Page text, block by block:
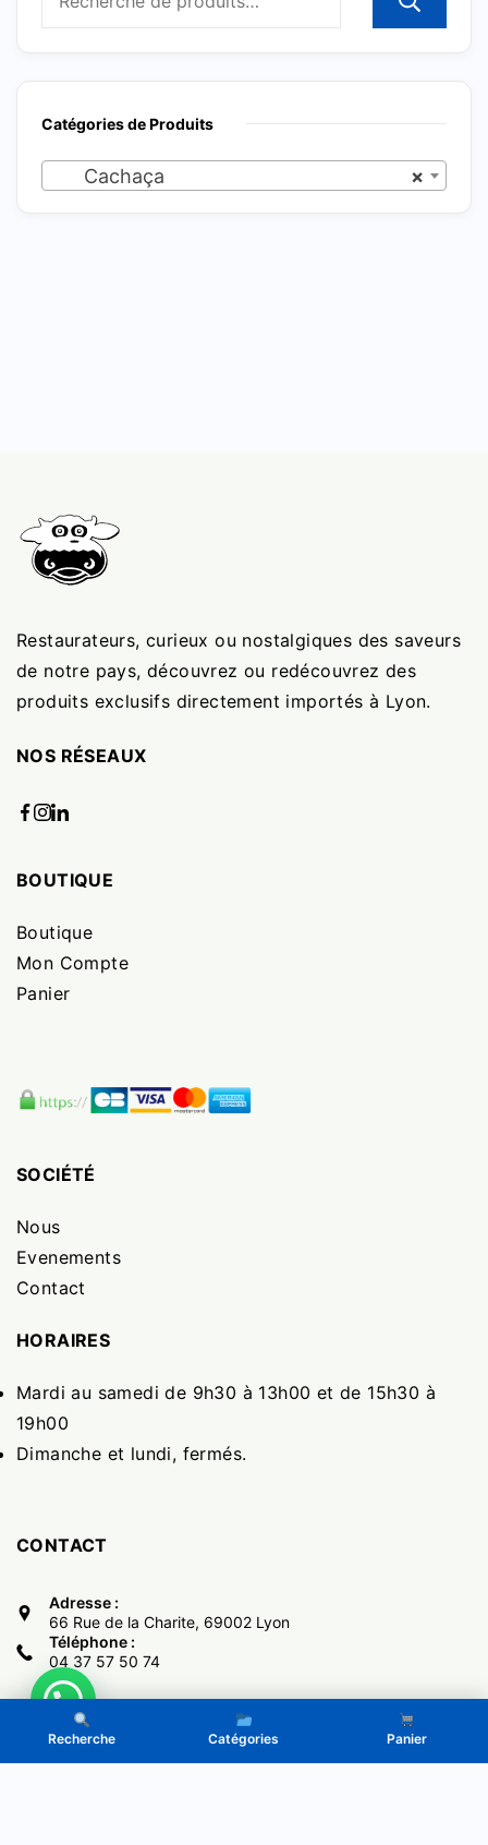
Catégories de Produits
×
Cachaça
Restaurateurs, curieux ou nostalgiques des saveurs
de notre pays, découvrez ou redécouvrez des
produits exclusifs directement importés à Lyon.
NOS RÉSEAUX
BOUTIQUE
Boutique
Mon Compte
Panier
SOCIÉTÉ
Nous
Evenements
Contact
HORAIRES
Mardi au samedi de 9h30 à 13h00 et de 15h30 à
19h00
Dimanche et lundi, fermés.
CONTACT
Adresse :
66 Rue de la Charite, 69002 Lyon
Téléphone :
04 37 57 50 74
Copyright © 2017 - El Monumental- Powered by LeGone.eu
Recherche Catégories Panier